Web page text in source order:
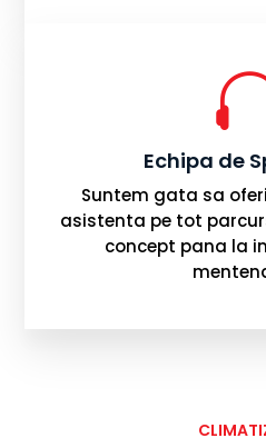
Echipa de
Suntem gata sa
asistenta pe tot
concept pana la